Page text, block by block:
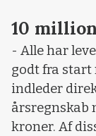
10
- Alle har
godt fra start
indleder
årsregnskab
kroner. Af